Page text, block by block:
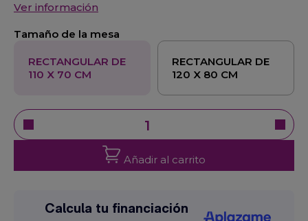
Ver información
Tamaño de la mesa
RECTANGULAR DE
110 X 70 CM
RECTANGULAR DE
120 X 80 CM
Añadir al carrito